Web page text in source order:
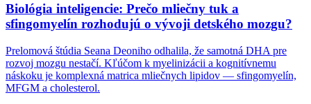
Biológia inteligencie: Prečo mliečny tuk a
sfingomyelín rozhodujú o vývoji detského mozgu?
Prelomová štúdia Seana Deoniho odhalila, že samotná DHA pre
rozvoj mozgu nestačí. Kľúčom k myelinizácii a kognitívnemu
náskoku je komplexná matrica mliečnych lipidov — sfingomyelín,
MFGM a cholesterol.